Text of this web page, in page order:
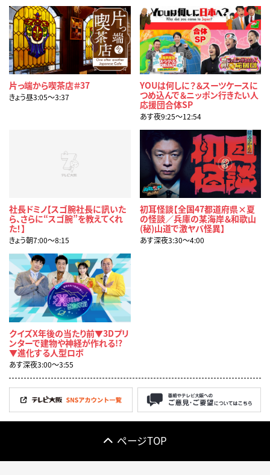
片っ端から喫茶店＃37
きょう昼3:05〜3:37
YOUは何しに？＆スーツケースに
つめ込んで＆ニッポン行きたい人
応援団合体SP
あす夜9:25〜12:54
社長ドミノ【スゴ腕社長に訊いた
ら、さらに“スゴ腕”を教えてくれ
た！】
きょう朝7:00〜8:15
初耳怪談【全国47都道府県×夏
の怪談／兵庫の某海岸＆和歌山
(秘)山道で激ヤバ怪異】
あす深夜3:30〜4:00
クイズX年後の当たり前▼3Dプリ
ンターで建物や神経が作れる!?
▼進化する人型ロボ
あす深夜3:00〜3:55
ページTOP